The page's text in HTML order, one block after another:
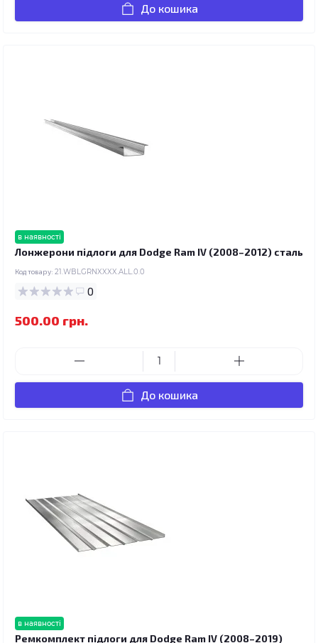
До кошика
в наявності
Лонжерони підлоги для Dodge Ram IV (2008–2012) сталь
Код товару: 21.WBLGRNXXXX.ALL.0.0
0
500.00 грн.
До кошика
в наявності
Ремкомплект підлоги для Dodge Ram IV (2008–2019)